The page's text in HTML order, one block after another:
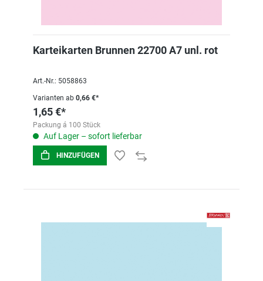
Karteikarten Brunnen 22700 A7 unl. rot
Art.-Nr.: 5058863
Varianten ab 0,66 €*
1,65 €*
Packung á 100 Stück
Auf Lager – sofort lieferbar
HINZUFÜGEN